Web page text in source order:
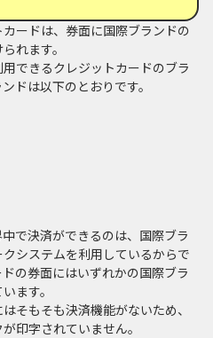
ードは、券面に国際ブランドの
れます。
できるクレジットカードのブラ
ドは以下のとおりです。
で決済ができるのは、国際ブラ
システムを利用しているからで
の券面にはいずれかの国際ブラ
ます。
そもそも決済機能がないため、
印字されていません。